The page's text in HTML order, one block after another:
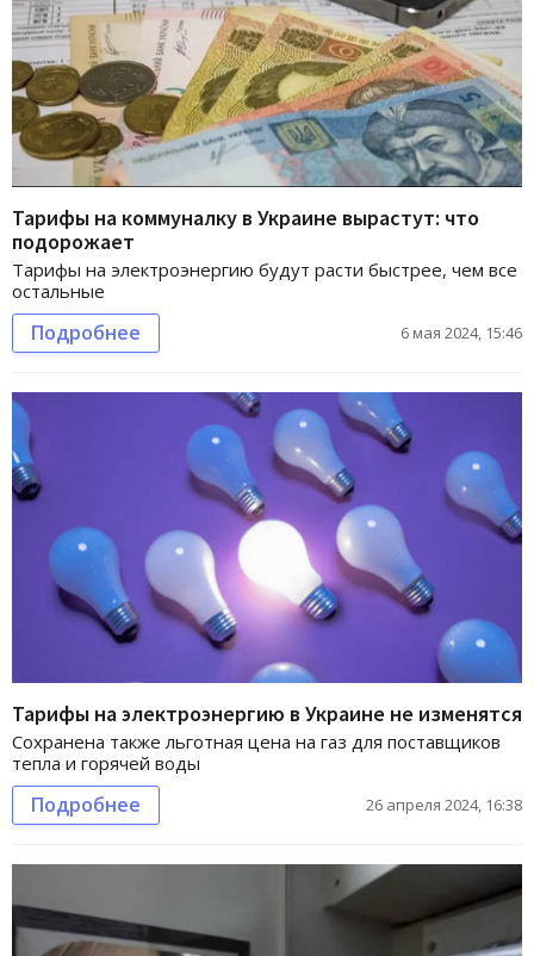
Тарифы на коммуналку в Украине вырастут: что
подорожает
Тарифы на электроэнергию будут расти быстрее, чем все
остальные
Подробнее 6 мая 2024, 15:46
Тарифы на электроэнергию в Украине не изменятся
Сохранена также льготная цена на газ для поставщиков
тепла и горячей воды
Подробнее 26 апреля 2024, 16:38